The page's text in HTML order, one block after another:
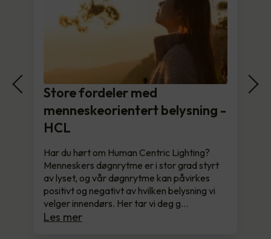
Store fordeler med
menneskeorientert belysning -
HCL
Har du hørt om Human Centric Lighting?
Menneskers døgnrytme er i stor grad styrt
av lyset, og vår døgnrytme kan påvirkes
positivt og negativt av hvilken belysning vi
velger innendørs. Her tar vi deg g…
Les mer